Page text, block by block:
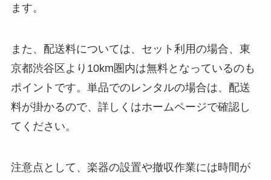
ます。
また、配送料については、セット利用の場合、東
京都渋谷区より10km圏内は無料となっているのも
ポイントです。単品でのレンタルの場合は、配送
料が掛かるので、詳しくはホームページで確認し
てください。
注意点として、楽器の設置や撤収作業には時間が